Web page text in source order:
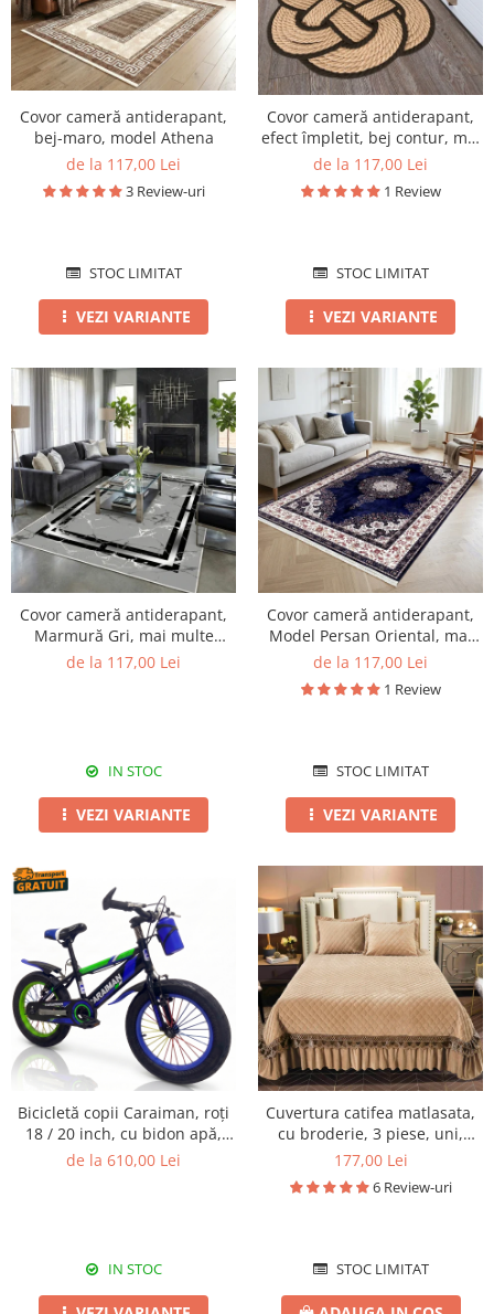
Covor cameră antiderapant,
bej-maro, model Athena
de la 117,00 Lei
3 Review-uri
STOC LIMITAT
VEZI VARIANTE
Covor cameră antiderapant,
efect împletit, bej contur, mai
multe dimensiuni
de la 117,00 Lei
1 Review
STOC LIMITAT
VEZI VARIANTE
Covor cameră antiderapant,
Marmură Gri, mai multe
dimensiuni
de la 117,00 Lei
IN STOC
VEZI VARIANTE
Covor cameră antiderapant,
Model Persan Oriental, mai
multe dimensiuni
de la 117,00 Lei
1 Review
STOC LIMITAT
VEZI VARIANTE
Bicicletă copii Caraiman, roți
18 / 20 inch, cu bidon apă,
albastră
de la 610,00 Lei
IN STOC
Cuvertura catifea matlasata,
cu broderie, 3 piese, uni,
220X240 cm CC80
177,00 Lei
6 Review-uri
STOC LIMITAT